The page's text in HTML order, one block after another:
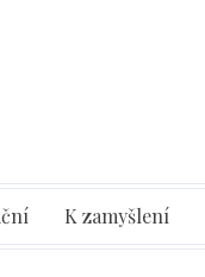
K zamyšlení